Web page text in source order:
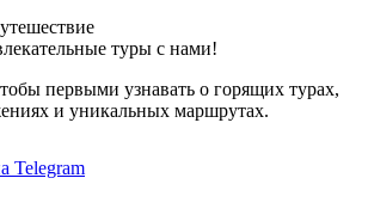
туры с нами!
первыми узнавать о горящих турах,
и уникальных маршрутах.
Telegram